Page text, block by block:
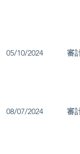
05/10/2024 審
08/07/2024 審